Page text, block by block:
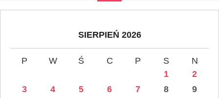
SIERPIEŃ 2026
P W Ś C P S
N
1
2
3
4 5 6 7 8
9